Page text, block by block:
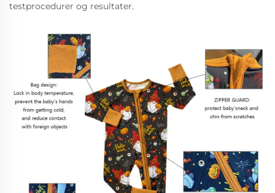
testprocedurer og resultater.